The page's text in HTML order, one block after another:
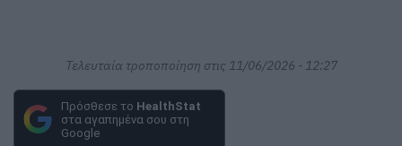
Τελευταία τροποποίηση στις 11/06/2026 - 12:27
Πρόσθεσε το HealthStat
στα αγαπημένα σου στη
Google